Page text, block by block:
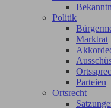
Politik
Marktrat
Parteien
Ortsrecht